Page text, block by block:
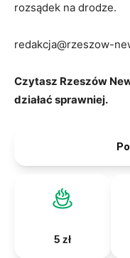
rozsądek na drodze.
redakcja@rzeszow-
Czytasz Rzeszów
działać sprawniej.
5 zł